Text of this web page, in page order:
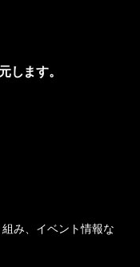
します。
み、イベント情報な